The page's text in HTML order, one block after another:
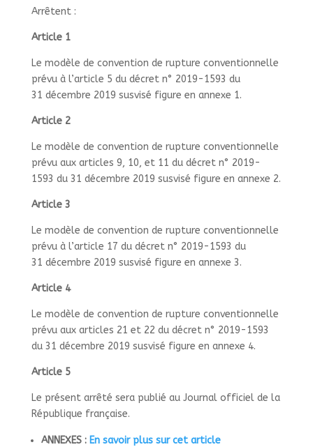
Arrêtent :
Article 1
Le modèle de convention de rupture conventionnelle
prévu à l’article 5 du décret n° 2019-1593 du
31 décembre 2019 susvisé figure en annexe 1.
Article 2
Le modèle de convention de rupture conventionnelle
prévu aux articles 9, 10, et 11 du décret n° 2019-
1593 du 31 décembre 2019 susvisé figure en annexe 2.
Article 3
Le modèle de convention de rupture conventionnelle
prévu à l’article 17 du décret n° 2019-1593 du
31 décembre 2019 susvisé figure en annexe 3.
Article 4
Le modèle de convention de rupture conventionnelle
prévu aux articles 21 et 22 du décret n° 2019-1593
du 31 décembre 2019 susvisé figure en annexe 4.
Article 5
Le présent arrêté sera publié au Journal officiel de la
République française.
ANNEXES : En savoir plus sur cet article